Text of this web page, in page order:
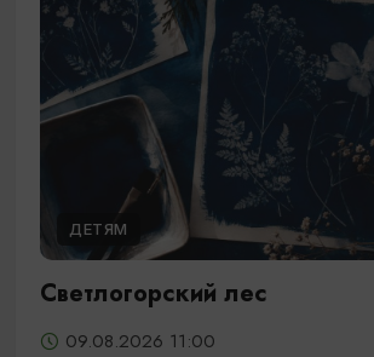
ДЕТЯМ
Светлогорский лес
09.08.2026 11:00